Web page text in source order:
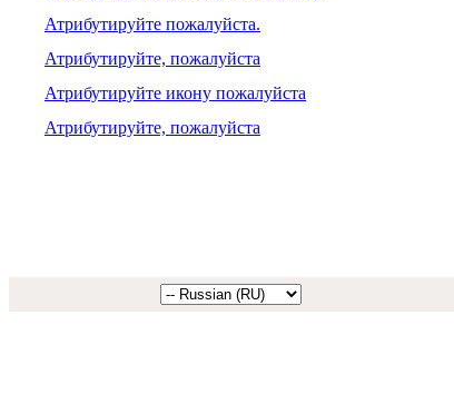
Атрибутируйте пожалуйста.
Атрибутируйте, пожалуйста
Атрибутируйте икону пожалуйста
Атрибутируйте, пожалуйста